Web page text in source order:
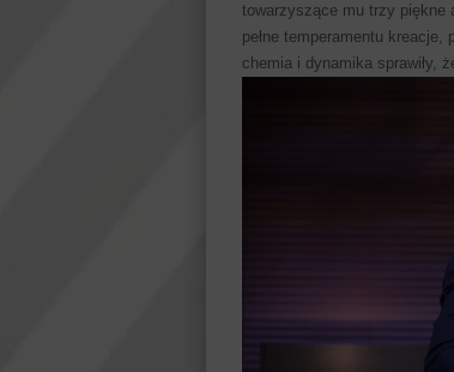
towarzyszące mu trzy piękne
pełne temperamentu
chemia i dynamika sprawiły,